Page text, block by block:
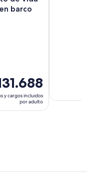
barco
y cargos incluidos
por adulto